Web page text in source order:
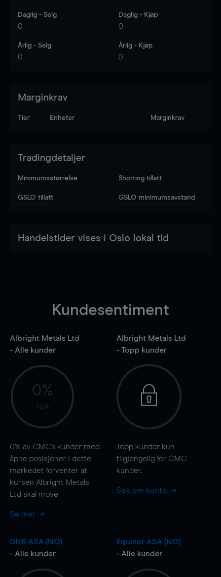
Daglig - Selg
0
Daglig - Kjøp
0
Årlig - Selg
0
Årlig - Kjøp
0
Marginkrav
Tier Enheter Marginkrav
Tradingdetaljer
Minimumsstørrelse Shorting tillatt
GSLO tillatt GSLO minimumsavstand
Handelstider vises i Oslo lokal tid
Kundesentiment
Albright Metals Ltd
- Alle kunder
0%
N/A
0% av CMCs kunder med
åpne posisjoner i dette
markedet forventer at
kursen Albright Metals
Ltd skal move
Se mer
Albright Metals Ltd
- Topp kunder
Topp kunder kun
tilgjengelig for CMC
kunder.
Søk om konto
DNB ASA (NO)
- Alle kunder
Equinor ASA (NO)
- Alle kunder